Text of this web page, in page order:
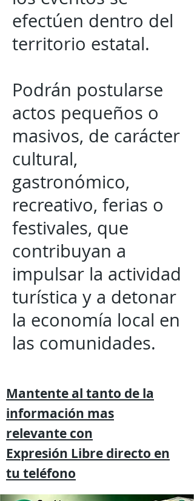
efectúen dentro del
territorio estatal.
Podrán postularse
actos pequeños o
masivos, de carácter
cultural,
gastronómico,
recreativo, ferias o
festivales, que
contribuyan a
impulsar la actividad
turística y a detonar
la economía local en
las comunidades.
Mantente al tanto de la
información mas
relevante con
Expresión Libre directo en
tu teléfono